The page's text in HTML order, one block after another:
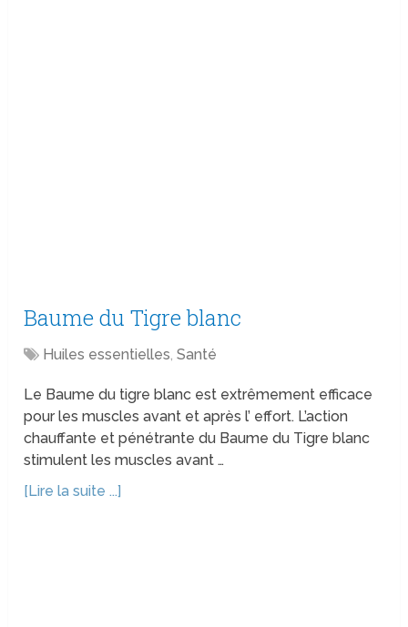
Baume du Tigre blanc
Huiles essentielles,Santé
Le Baume du tigre blanc est extrêmement efficace
pour les muscles avant et après l’ effort. L’action
chauffante et pénétrante du Baume du Tigre blanc
stimulent les muscles avant …
[Lire la suite ...]